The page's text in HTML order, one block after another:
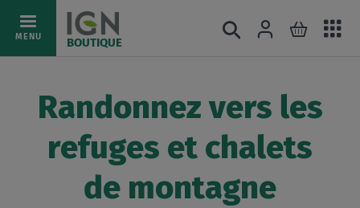
AllezMENU BOUTIQUE
Rechercher
Connexion
Mon
Randonnez vers les
refuges et chalets
de montagne